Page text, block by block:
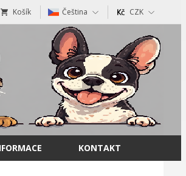
Košík Čeština CZK
KONTAKT